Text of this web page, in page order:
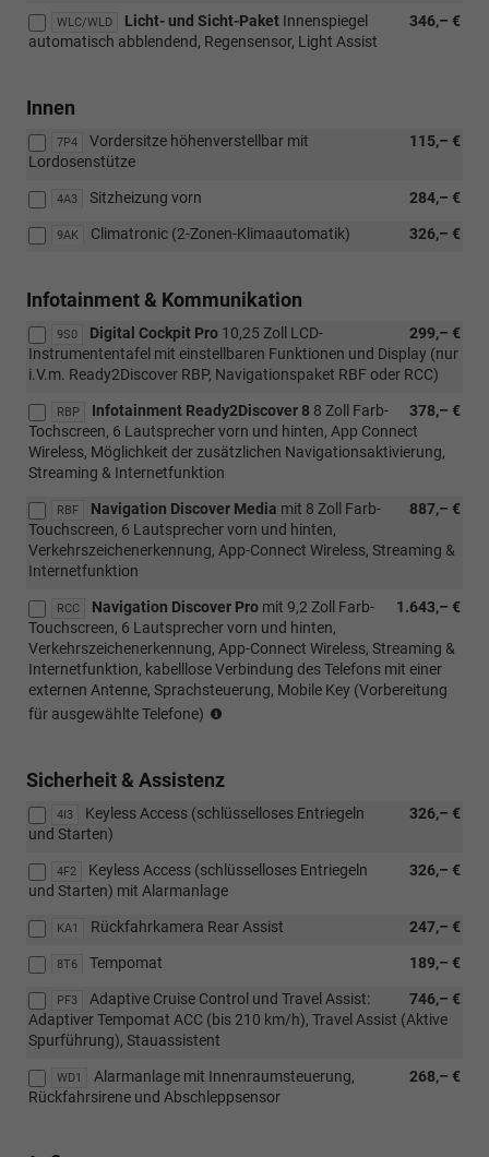
WLC/WLD 346,– €
Licht- und Sicht-Paket Innenspiegel
automatisch abblendend, Regensensor, Light Assist
Innen
7P4 115,– €
Vordersitze höhenverstellbar mit
Lordosenstütze
4A3 284,– €
Sitzheizung vorn
9AK 326,– €
Climatronic (2-Zonen-Klimaautomatik)
Infotainment & Kommunikation
9S0 299,– €
Digital Cockpit Pro 10,25 Zoll LCD-
Instrumententafel mit einstellbaren Funktionen und Display (nur
i.V.m. Ready2Discover RBP, Navigationspaket RBF oder RCC)
RBP 378,– €
Infotainment Ready2Discover 8 8 Zoll Farb-
Tochscreen, 6 Lautsprecher vorn und hinten, App Connect
Wireless, Möglichkeit der zusätzlichen Navigationsaktivierung,
Streaming & Internetfunktion
RBF 887,– €
Navigation Discover Media mit 8 Zoll Farb-
Touchscreen, 6 Lautsprecher vorn und hinten,
Verkehrszeichenerkennung, App-Connect Wireless, Streaming &
Internetfunktion
RCC 1.643,– €
Navigation Discover Pro mit 9,2 Zoll Farb-
Touchscreen, 6 Lautsprecher vorn und hinten,
Verkehrszeichenerkennung, App-Connect Wireless, Streaming &
Internetfunktion, kabelllose Verbindung des Telefons mit einer
externen Antenne, Sprachsteuerung, Mobile Key (Vorbereitung
für ausgewählte Telefone)
ausgewählten
Sicherheit & Assistenz
4I3 326,– €
Keyless Access (schlüsselloses Entriegeln
und Starten)
4F2 326,– €
Keyless Access (schlüsselloses Entriegeln
und Starten) mit Alarmanlage
KA1 247,– €
Rückfahrkamera Rear Assist
8T6 189,– €
Tempomat
PF3 746,– €
Adaptive Cruise Control und Travel Assist:
Adaptiver Tempomat ACC (bis 210 km/h), Travel Assist (Aktive
Spurführung), Stauassistent
WD1 268,– €
Alarmanlage mit Innenraumsteuerung,
Rückfahrsirene und Abschleppsensor